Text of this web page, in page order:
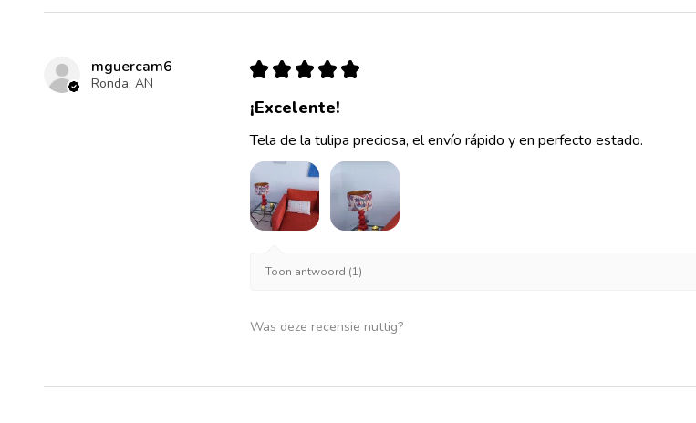
mguercam6
Ronda, AN
★ ★ ★ ★ ★
¡Excelente!
Tela de la tulipa preciosa, el envío rápido y en perfecto estado.
Toon antwoord (1)
Was deze recensie nuttig?